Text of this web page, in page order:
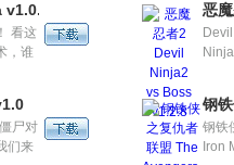
开始
分布
世界
乐。
看这
，谁
不
，一
曙光
恶
做了
晰，
一点
尸对
们来
钢
钢铁
Iron